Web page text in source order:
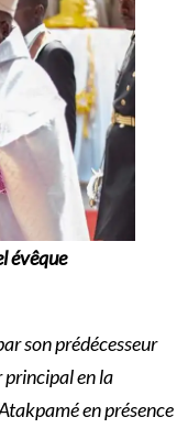
évêque
son prédécesseur
en la
en présence